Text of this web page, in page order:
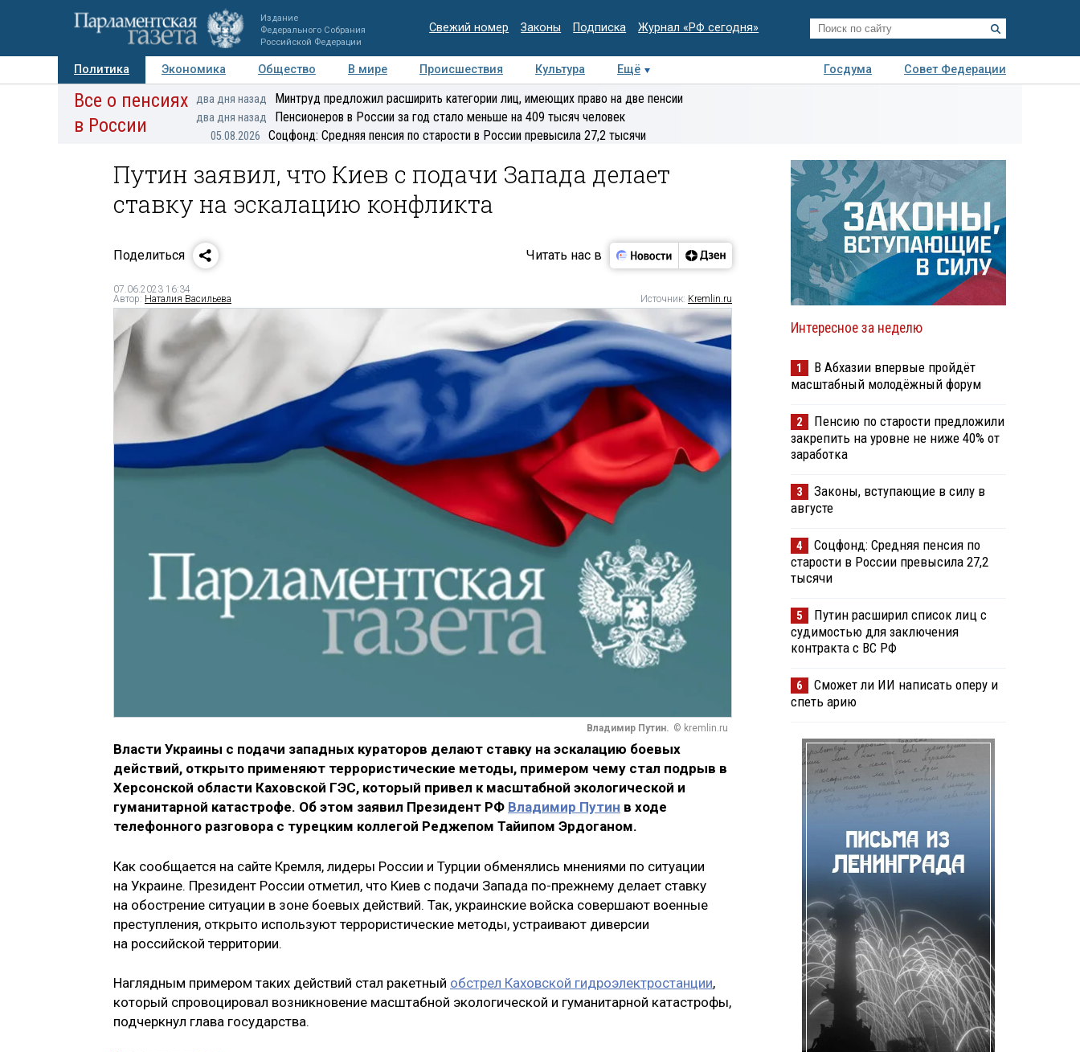
Издание
Федерального Собрания
Российской Федерации
Свежий номер Законы Подписка Журнал «РФ сегодня»
Политика Экономика Общество В мире Происшествия Культура Ещё Госдума
Совет Федерации
Авторы Персоны Мнения Регионы Медиацентр Интервью Колумнисты
Деловая
Все о пенсиях
в России
два дня назад Минтруд предложил расширить категории лиц, имеющих право на две пенсии
два дня назад Пенсионеров в России за год стало меньше на 409 тысяч человек
05.08.2026 Соцфонд: Средняя пенсия по старости в России превысила 27,2 тысячи
Путин заявил, что Киев с подачи Запада делает
ставку на эскалацию конфликта
Поделиться Читать нас в
07.06.2023 16:34
Автор: Наталия Васильева Источник: Kremlin.ru
Владимир Путин. © kremlin.ru
Власти Украины с подачи западных кураторов делают ставку на эскалацию боевых
действий, открыто применяют террористические методы, примером чему стал подрыв в
Херсонской области Каховской ГЭС, который привел к масштабной экологической и
гуманитарной катастрофе. Об этом заявил Президент РФ Владимир Путин в ходе
телефонного разговора с турецким коллегой Реджепом Тайипом Эрдоганом.
Как сообщается на сайте Кремля, лидеры России и Турции обменялись мнениями по ситуации
на Украине. Президент России отметил, что Киев с подачи Запада по-прежнему делает ставку
на обострение ситуации в зоне боевых действий. Так, украинские войска совершают военные
преступления, открыто используют террористические методы, устраивают диверсии
на российской территории.
Наглядным примером таких действий стал ракетный обстрел Каховской гидроэлектростанции,
который спровоцировал возникновение масштабной экологической и гуманитарной катастрофы,
подчеркнул глава государства.
Интересное за неделю
1
В Абхазии впервые пройдёт
масштабный молодёжный форум
2
Пенсию по старости предложили
закрепить на уровне не ниже 40% от
заработка
3
Законы, вступающие в силу в
августе
4
Соцфонд: Средняя пенсия по
старости в России превысила 27,2
тысячи
5
Путин расширил список лиц с
судимостью для заключения
контракта с ВС РФ
6
Сможет ли ИИ написать оперу и
спеть арию